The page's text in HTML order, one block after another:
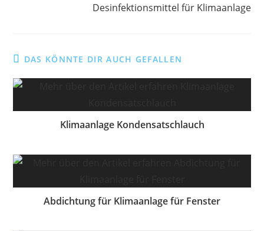
Desinfektionsmittel für Klimaanlage
DAS KÖNNTE DIR AUCH GEFALLEN
Klimaanlage Kondensatschlauch
Abdichtung für Klimaanlage für Fenster